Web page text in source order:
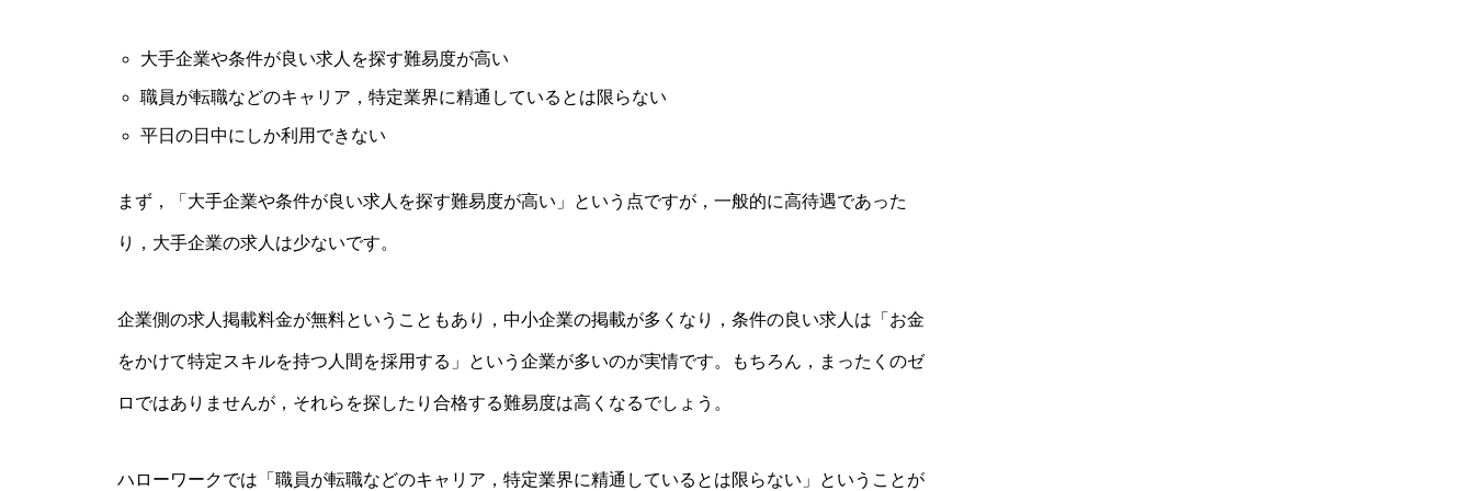
大手企業や条件が良い求人を探す難易度が高い
職員が転職などのキャリア，特定業界に精通しているとは限らない
平日の日中にしか利用できない
まず，「大手企業や条件が良い求人を探す難易度が高い」という点ですが，一般的に高待遇であった
り，大手企業の求人は少ないです。
企業側の求人掲載料金が無料ということもあり，中小企業の掲載が多くなり，条件の良い求人は「お金
をかけて特定スキルを持つ人間を採用する」という企業が多いのが実情です。もちろん，まったくのゼ
ロではありませんが，それらを探したり合格する難易度は高くなるでしょう。
ハローワークでは「職員が転職などのキャリア，特定業界に精通しているとは限らない」ということが